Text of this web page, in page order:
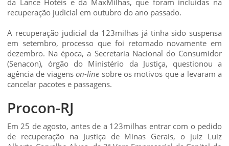
recuperação judicial em outubro do ano passado.
A recuperação judicial da 123milhas já tinha sido suspensa
em setembro, processo que foi retomado novamente em
dezembro. Na época, a Secretaria Nacional do Consumidor
(Senacon), órgão do Ministério da Justiça, questionou a
agência de viagenson-line sobre os motivos que a levaram a
cancelar pacotes e passagens.
Procon-RJ
Em 25 de agosto, antes de a 123milhas entrar com o pedido
de recuperação na Justiça de Minas Gerais, o juiz Luiz